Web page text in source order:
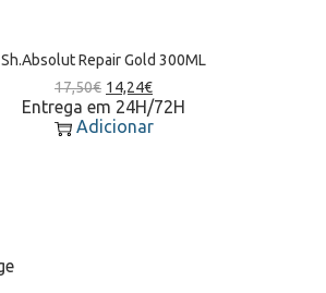
Sh.Absolut Repair Gold 300ML
17,50€ 14,24€
Entrega em 24H/72H
Adicionar